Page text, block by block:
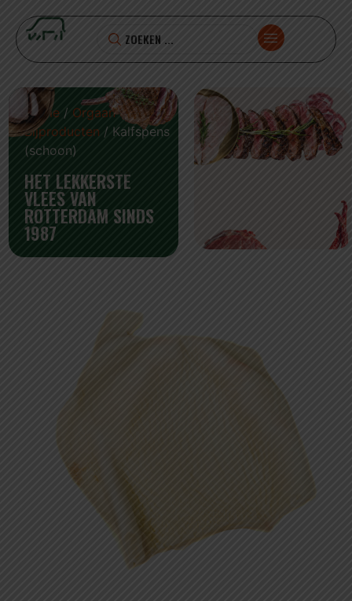
Home / Orgaan en
Bijproducten / Kalfspens
(schoon)
HET LEKKERSTE
VLEES VAN
ROTTERDAM SINDS
1987